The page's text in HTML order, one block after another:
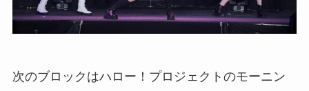
次のブロックはハロー！プロジェクトのモーニン